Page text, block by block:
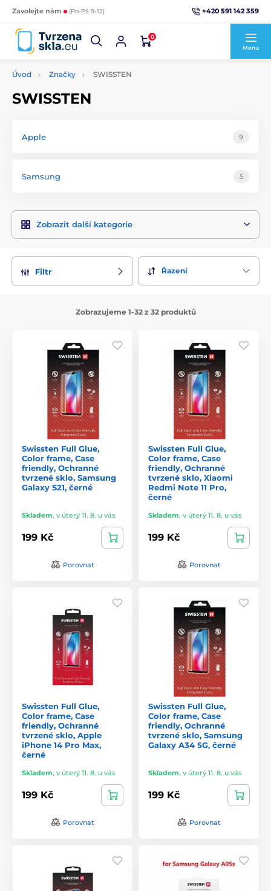
Zavolejte nám (Po-Pá 9-12) +420 591 142 359
0
Menu
Úvod Značky SWISSTEN
SWISSTEN
Apple 9
Samsung 5
Zobrazit další kategorie
Filtr Řazení
Zobrazujeme 1-32 z 32 produktů
Swissten Full Glue,
Color frame, Case
friendly, Ochranné
tvrzené sklo, Samsung
Galaxy S21, černé
Skladem, v úterý 11. 8. u vás
199 Kč
Porovnat
Swissten Full Glue,
Color frame, Case
friendly, Ochranné
tvrzené sklo, Xiaomi
Redmi Note 11 Pro,
černé
Skladem, v úterý 11. 8. u vás
199 Kč
Porovnat
Swissten Full Glue,
Color frame, Case
friendly, Ochranné
tvrzené sklo, Apple
iPhone 14 Pro Max,
černé
Skladem, v úterý 11. 8. u vás
199 Kč
Porovnat
Swissten Full Glue,
Color frame, Case
friendly, Ochranné
tvrzené sklo, Samsung
Galaxy A34 5G, černé
Skladem, v úterý 11. 8. u vás
199 Kč
Porovnat